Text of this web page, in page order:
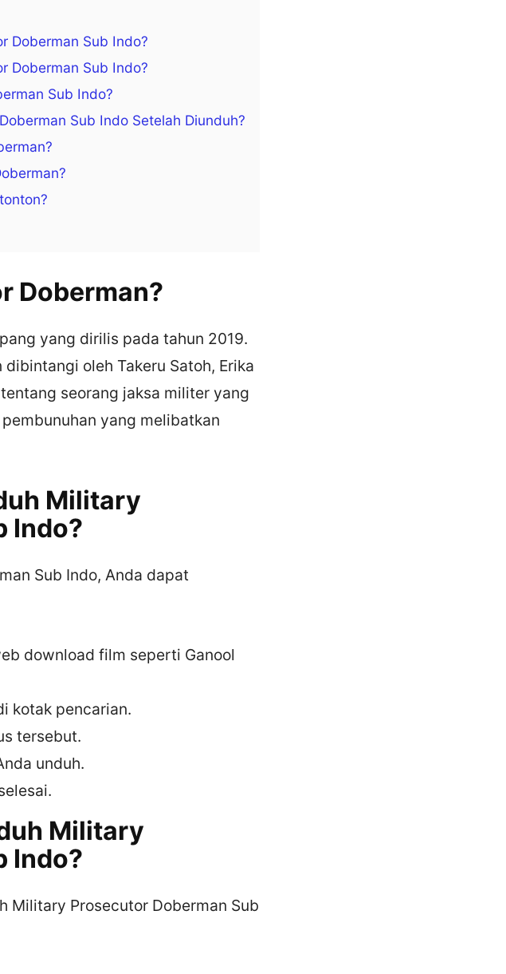
Doberman Sub Indo?
Doberman Sub Indo?
Sub Indo?
Sub Indo Setelah Diunduh?
Doberman?
yang dirilis pada tahun 2019.
oleh Takeru Satoh, Erika
seorang jaksa militer yang
yang melibatkan
Military
Indo?
Sub Indo, Anda dapat
download film seperti Ganool
kotak pencarian.
tersebut.
unduh.
Military
Indo?
Military Prosecutor Doberman Sub